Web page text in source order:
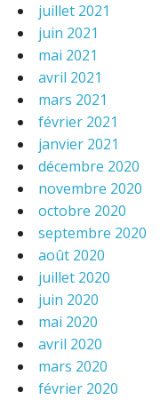
juillet 2021
juin 2021
mai 2021
avril 2021
mars 2021
février 2021
janvier 2021
décembre 2020
novembre 2020
octobre 2020
septembre 2020
août 2020
juillet 2020
juin 2020
mai 2020
avril 2020
mars 2020
février 2020